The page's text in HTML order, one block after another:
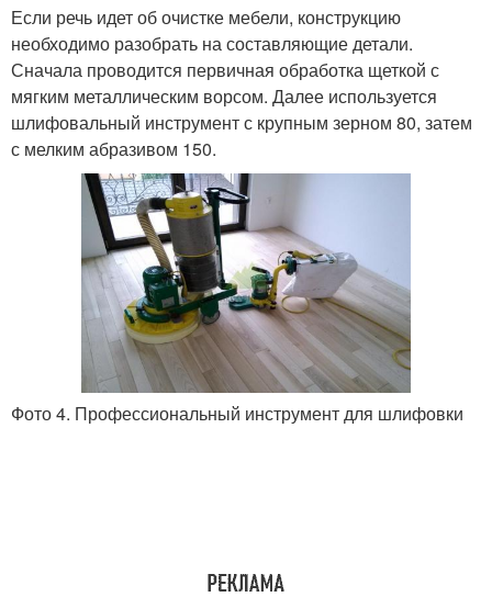
Если речь идет об очистке мебели, конструкцию
необходимо разобрать на составляющие детали.
Сначала проводится первичная обработка щеткой с
мягким металлическим ворсом. Далее используется
шлифовальный инструмент с крупным зерном 80, затем
с мелким абразивом 150.
Фото 4. Профессиональный инструмент для шлифовки